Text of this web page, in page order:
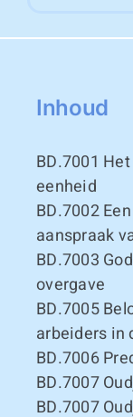
Inhoud
BD.7001
eenheid
BD.7002
aanspraak
BD.7003
overgave
BD.7005
arbeiders in
BD.7006
BD.7007
BD.7007